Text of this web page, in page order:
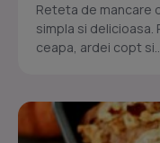
Reteta de mancare
simpla si
ceapa, ardei copt